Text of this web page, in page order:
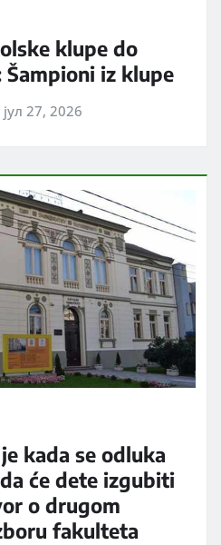
klupe do
iz klupe
јул 27, 2026
kada se odluka
će dete izgubiti
o drugom
fakulteta